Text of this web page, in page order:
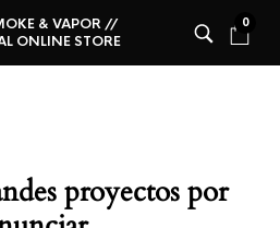
& VAPOR //
ONLINE STORE
0
proyectos por